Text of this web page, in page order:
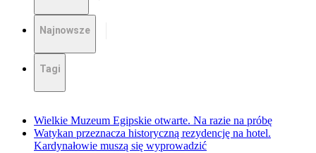
Najnowsze
Tagi
Wielkie Muzeum Egipskie otwarte. Na razie na próbę
Watykan przeznacza historyczną rezydencję na hotel.
Kardynałowie muszą się wyprowadzić